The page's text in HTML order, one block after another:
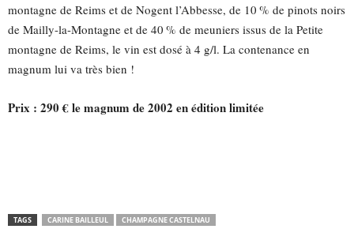
montagne de Reims et de Nogent l’Abbesse, de 10 % de pinots noirs
de Mailly-la-Montagne et de 40 % de meuniers issus de la Petite
montagne de Reims, le vin est dosé à 4 g/l. La contenance en
magnum lui va très bien !
Prix : 290 € le magnum de 2002 en édition limitée
TAGS CARINE BAILLEUL CHAMPAGNE CASTELNAU